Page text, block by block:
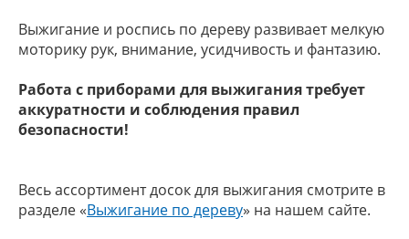
Выжигание и роспись по дереву развивает мелкую
моторику рук, внимание, усидчивость и фантазию.
Работа с приборами для выжигания требует
аккуратности и соблюдения правил
безопасности!
Весь ассортимент досок для выжигания смотрите в
разделе «Выжигание по дереву» на нашем сайте.